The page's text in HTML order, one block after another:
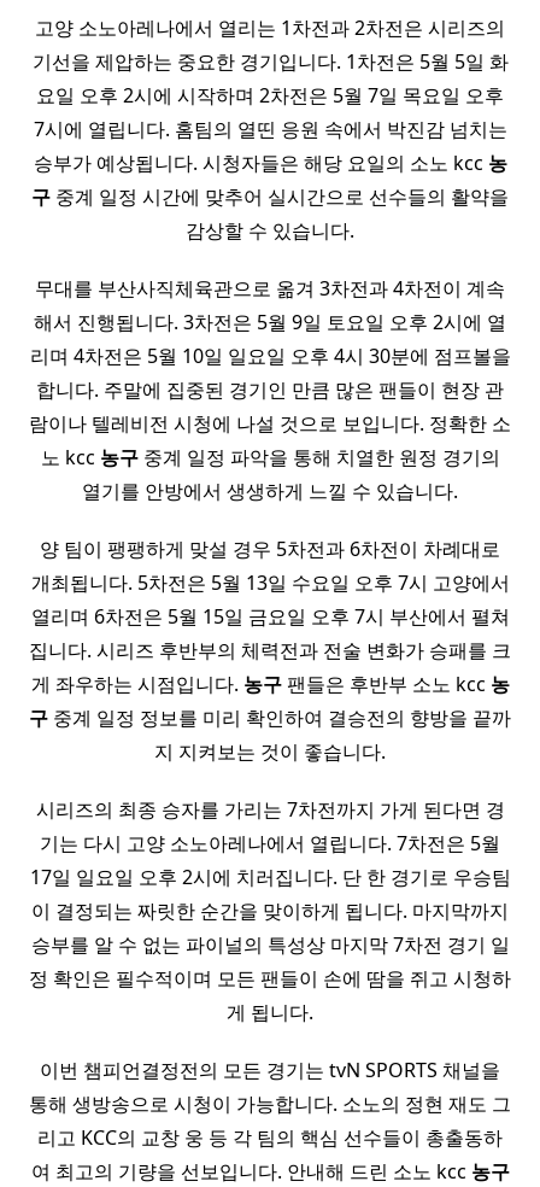
고양 소노아레나에서 열리는 1차전과 2차전은 시리즈의
기선을 제압하는 중요한 경기입니다. 1차전은 5월 5일 화
요일 오후 2시에 시작하며 2차전은 5월 7일 목요일 오후
7시에 열립니다. 홈팀의 열띤 응원 속에서 박진감 넘치는
승부가 예상됩니다. 시청자들은 해당 요일의 소노 kcc 농
구 중계 일정 시간에 맞추어 실시간으로 선수들의 활약을
감상할 수 있습니다.
무대를 부산사직체육관으로 옮겨 3차전과 4차전이 계속
해서 진행됩니다. 3차전은 5월 9일 토요일 오후 2시에 열
리며 4차전은 5월 10일 일요일 오후 4시 30분에 점프볼을
합니다. 주말에 집중된 경기인 만큼 많은 팬들이 현장 관
람이나 텔레비전 시청에 나설 것으로 보입니다. 정확한 소
노 kcc 농구중계 일정 파악을 통해 치열한 원정 경기의
열기를 안방에서 생생하게 느낄 수 있습니다.
양 팀이 팽팽하게 맞설 경우 5차전과 6차전이 차례대로
개최됩니다. 5차전은 5월 13일 수요일 오후 7시 고양에서
열리며 6차전은 5월 15일 금요일 오후 7시 부산에서 펼쳐
집니다. 시리즈 후반부의 체력전과 전술 변화가 승패를 크
게 좌우하는 시점입니다. 농구팬들은 후반부 소노 kcc 농
구 중계 일정 정보를 미리 확인하여 결승전의 향방을 끝까
지 지켜보는 것이 좋습니다.
시리즈의 최종 승자를 가리는 7차전까지 가게 된다면 경
기는 다시 고양 소노아레나에서 열립니다. 7차전은 5월
17일 일요일 오후 2시에 치러집니다. 단 한 경기로 우승팀
이 결정되는 짜릿한 순간을 맞이하게 됩니다. 마지막까지
승부를 알 수 없는 파이널의 특성상 마지막 7차전 경기 일
정 확인은 필수적이며 모든 팬들이 손에 땀을 쥐고 시청하
게 됩니다.
이번 챔피언결정전의 모든 경기는 tvN SPORTS 채널을
통해 생방송으로 시청이 가능합니다. 소노의 정현 재도 그
리고 KCC의 교창 웅 등 각 팀의 핵심 선수들이 총출동하
여 최고의 기량을 선보입니다. 안내해 드린 소노 kcc 농구